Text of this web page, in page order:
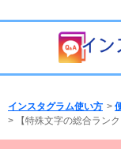
インスタグラム使い方 >
>
【特殊文字の総合ラン